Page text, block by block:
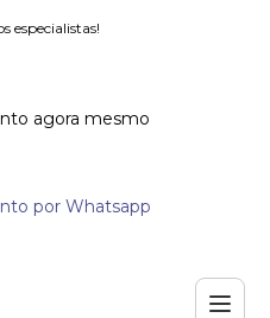
especialistas!
agora mesmo
por Whatsapp